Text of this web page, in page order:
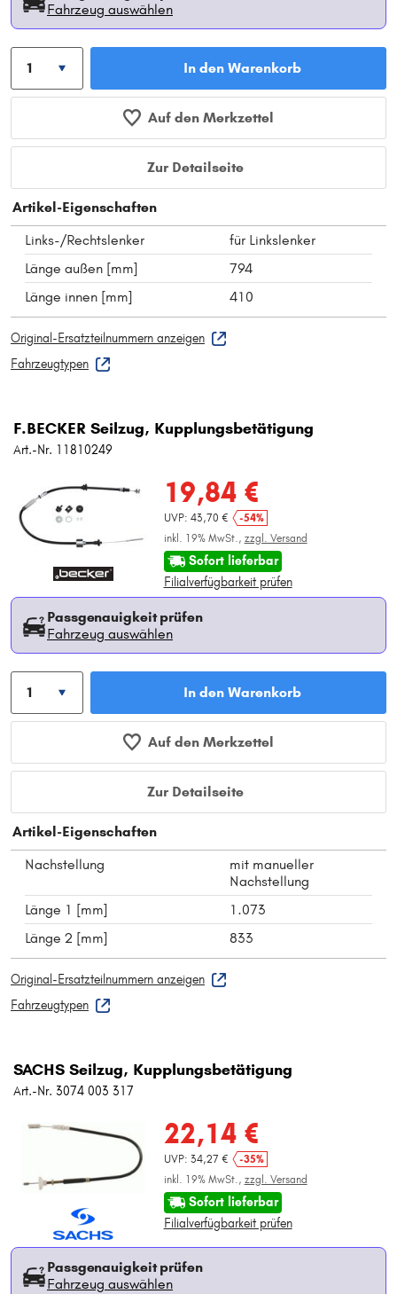
Fahrzeug auswählen
In den Warenkorb
Auf den Merkzettel
Zur Detailseite
Artikel-Eigenschaften
Links-/Rechtslenker
für Linkslenker
Länge außen [mm]
794
Länge innen [mm]
410
Original-Ersatzteilnummern anzeigen
Fahrzeugtypen
F.BECKER Seilzug, Kupplungsbetätigung
Art.-Nr. 11810249
19,84 €
UVP: 43,70 €
-54%
inkl. 19% MwSt., zzgl. Versand
Sofort lieferbar
Filialverfügbarkeit prüfen
Passgenauigkeit prüfen
Fahrzeug auswählen
In den Warenkorb
Auf den Merkzettel
Zur Detailseite
Artikel-Eigenschaften
Nachstellung
mit manueller
Nachstellung
Länge 1 [mm]
1.073
Länge 2 [mm]
833
Original-Ersatzteilnummern anzeigen
Fahrzeugtypen
SACHS Seilzug, Kupplungsbetätigung
Art.-Nr. 3074 003 317
22,14 €
UVP: 34,27 €
-35%
inkl. 19% MwSt., zzgl. Versand
Sofort lieferbar
Filialverfügbarkeit prüfen
Passgenauigkeit prüfen
Fahrzeug auswählen